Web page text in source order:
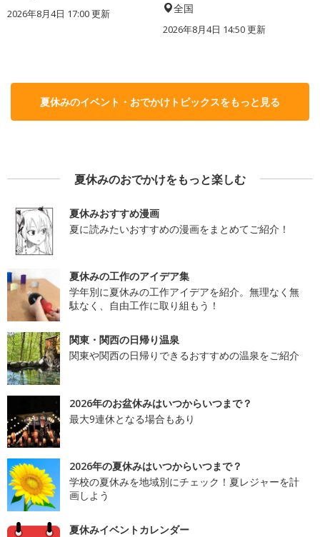
2026年8月4日 17:00更新 全国
2026年8月4日 14:50更新
夏休みのイベント・おでかけトピックスをもっと見る
夏休みのおでかけをもっと楽しむ
夏休みおすすめ漫画
夏に読みたいおすすめの漫画をまとめてご紹介！
夏休みの工作のアイデア集
学年別に夏休みの工作アイデアを紹介。無理なく無
駄なく、自由工作に取り組もう！
関東・関西の日帰り温泉
関東や関西の日帰りできるおすすめの温泉をご紹介
2026年のお盆休みはいつからいつまで？
最大9連休となる場合もあり
2026年の夏休みはいつからいつまで？
学校の夏休みを地域別にチェック！夏レジャーを計
画しよう
夏休みイベントカレンダー